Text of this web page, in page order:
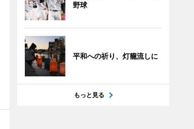
野球
平和への祈り、灯籠流しに
もっと見る